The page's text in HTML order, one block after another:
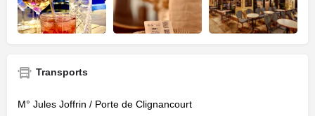
Transports
M° Jules Joffrin / Porte de Clignancourt